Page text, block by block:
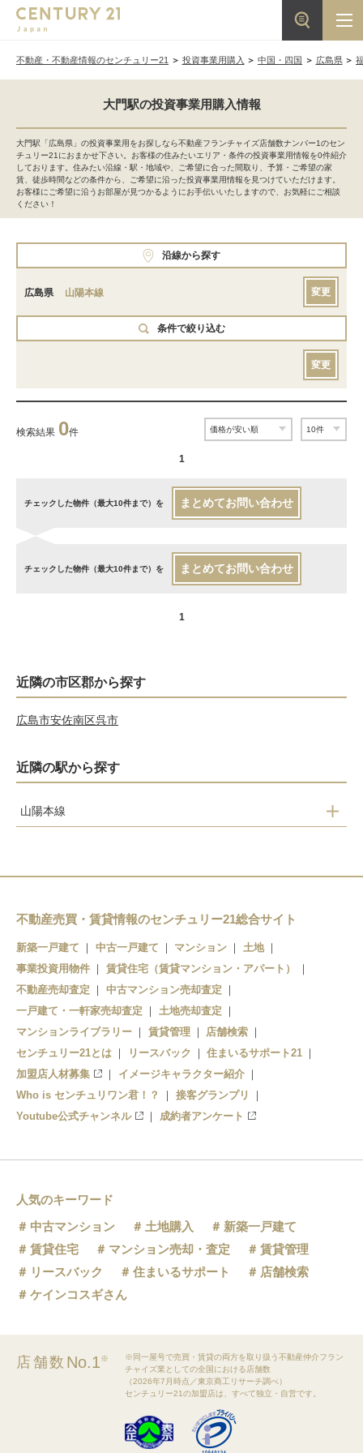
不動産・不動産情報のセンチュリー21 投資事業用購入 中国・四国 広島県
大門駅の投資事業用購入情報
大門駅「広島県」の投資事業用をお探しなら不動産フランチャイズ店舗数ナンバー1のセン
チュリー21におまかせ下さい。お客様の住みたいエリア・条件の投資事業用情報を0件紹介
しております。住みたい沿線・駅・地域や、ご希望に合った間取り、予算・ご希望の家
賃、徒歩時間などの条件から、ご希望に沿った投資事業用情報を見つけていただけます。
お客様にご希望に沿うお部屋が見つかるようにお手伝いいたしますので、お気軽にご相談
ください！
沿線から探す
広島県 山陽本線 変更
条件で絞り込む
変更
検索結果 0件
1
チェックした物件（最大10件まで）を まとめてお問い合わせ
チェックした物件（最大10件まで）を まとめてお問い合わせ
1
近隣の市区郡から探す
広島市安佐南区呉市
近隣の駅から探す
山陽本線
玖波
不動産売買・賃貸情報のセンチュリー21総合サイト
新築一戸建て 中古一戸建て マンション
土地
事業投資用物件
賃貸住宅（賃貸マンション・アパート）
不動産売却査定
中古マンション売却査定
一戸建て・一軒家売却査定
土地売却査定
マンションライブラリー
賃貸管理
店舗検索
センチュリー21とは
リースバック
住まいるサポート21
加盟店人材募集
イメージキャラクター紹介
Who is センチュリワン君！？
接客グランプリ
Youtube公式チャンネル
成約者アンケート
人気のキーワード
中古マンション
土地購入
新築一戸建て
賃貸住宅
マンション売却・査定
賃貸管理
リースバック
住まいるサポート
店舗検索
ケインコスギさん
店舗数 No.1※
※同一屋号で売買・賃貸の両方を取り扱う不動産仲介フラン
チャイズ業としての全国における店舗数
（2026年7月時点／東京商工リサーチ調べ）
センチュリー21の加盟店は、すべて独立・自営です。